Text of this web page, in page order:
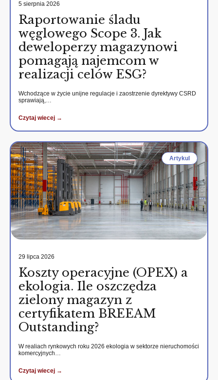
5 sierpnia 2026
Raportowanie śladu
węglowego Scope 3. Jak
deweloperzy magazynowi
pomagają najemcom w
realizacji celów ESG?
Wchodzące w życie unijne regulacje i zaostrzenie dyrektywy CSRD
sprawiają,…
Czytaj wiecej →
Artykul
29 lipca 2026
Koszty operacyjne (OPEX) a
ekologia. Ile oszczędza
zielony magazyn z
certyfikatem BREEAM
Outstanding?
W realiach rynkowych roku 2026 ekologia w sektorze nieruchomości
komercyjnych…
Czytaj wiecej →